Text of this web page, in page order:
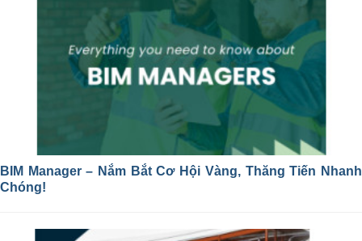
BIM Manager – Nắm Bắt Cơ Hội Vàng, Thăng Tiến Nhanh
Chóng!